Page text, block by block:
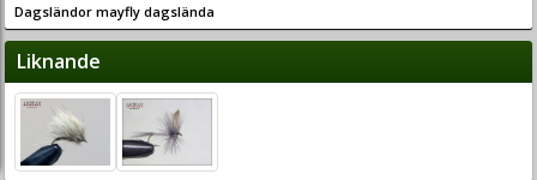
Dagsländor mayfly dagslända
Liknande